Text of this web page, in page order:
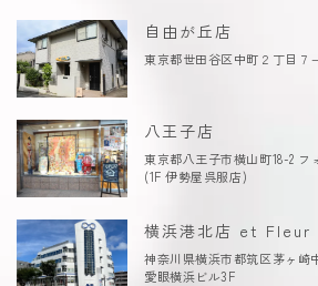
自由が丘店
東京都世田谷区中町２丁目７
八王子店
東京都八王子市横山町18-2 フ
(1F 伊勢屋呉服店)
横浜港北店 et Fleur
神奈川県横浜市都筑区茅ヶ崎
愛眼横浜ビル3F